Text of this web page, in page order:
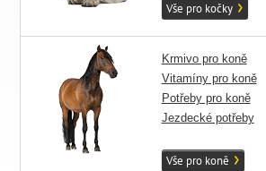
Vše pro kočky
Krmivo pro koně
Vitamíny pro koně
Potřeby pro koně
Jezdecké potřeby
Vše pro koně